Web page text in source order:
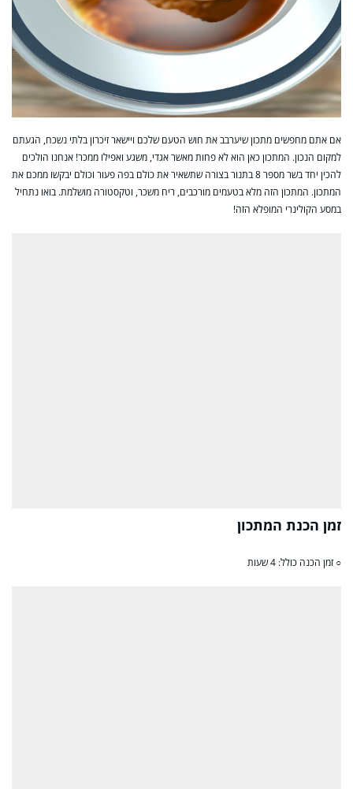
אם אתם מחפשים מתכון שיערבב את חוש הטעם שלכם ויישאר זיכרון בלתי נשכח, הגעתם
למקום הנכון. המתכון כאן הוא לא פחות מאשר אגדי, משגע ואפילו ממכר! אנחנו הולכים
להכין יחד בשר מספר 8 בתנור בצורה שתשאיר את כולם בפה פעור וכולם יבקשו ממכם את
המתכון. המתכון הזה מלא בטעמים מורכבים, ריח משכר, וטקסטורה מושלמת. בואו נתחיל
במסע הקולינרי המופלא הזה!
זמן הכנת המתכון
○ זמן הכנה כולל: 4 שעות